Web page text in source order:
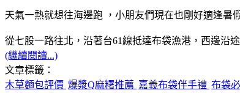
天氣一熱就想往海邊跑 ，小朋友們現在也剛好適逢暑
從七股一路往北，沿著台61線抵達布袋漁港，西邊沿
(繼續閱讀...)
文章標籤：
木草麵包評價 爆漿Q麻糬推薦 嘉義布袋伴手禮 布袋